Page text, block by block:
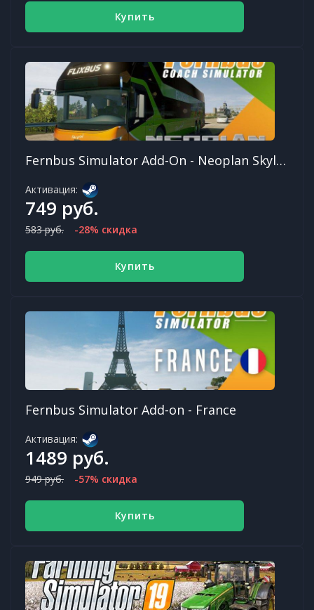
Купить
Fernbus Simulator Add-On - Neoplan Skyliner
Активация:
749 руб.
583 руб. -28% скидка
Купить
Fernbus Simulator Add-on - France
Активация:
1489 руб.
949 руб. -57% скидка
Купить